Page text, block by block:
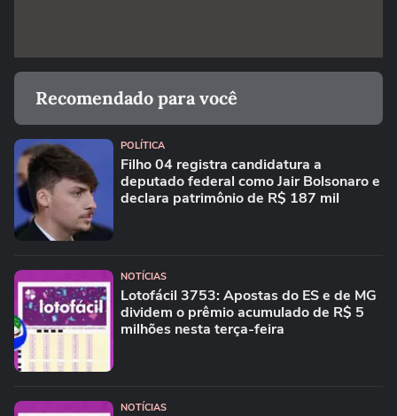
Recomendado para você
POLÍTICA
Filho 04 registra candidatura a
deputado federal como Jair Bolsonaro e
declara patrimônio de R$ 187 mil
NOTÍCIAS
Lotofácil 3753: Apostas do ES e de MG
dividem o prêmio acumulado de R$ 5
milhões nesta terça-feira
NOTÍCIAS